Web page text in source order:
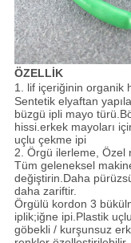
ÖZELLİK
1. lif içeriğinin organik
Sentetik elyaftan
büzgü ipli mayo türü.
hissi.erkek mayoları
uçlu çekme ipi
2. Örgü ilerleme, Özel
Tüm geleneksel
değiştirin.Daha
daha zariftir.
Örgülü kordon 3
iplik;iğne ipi.Plastik
göbekli / kurşunsuz